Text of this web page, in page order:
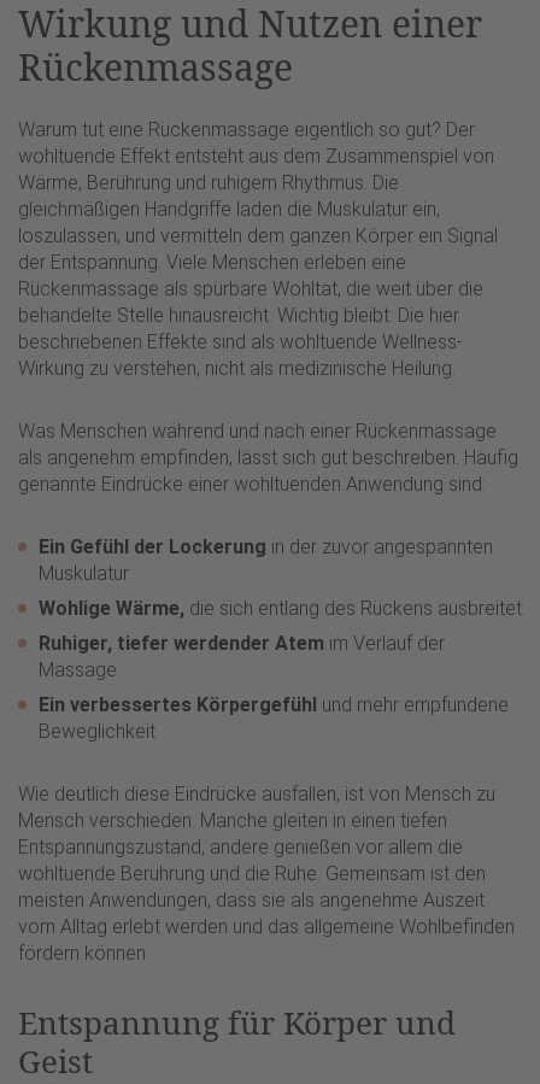
Wirkung und Nutzen einer
Rückenmassage
Warum tut eine Rückenmassage eigentlich so gut? Der
wohltuende Effekt entsteht aus dem Zusammenspiel von
Wärme, Berührung und ruhigem Rhythmus. Die
gleichmäßigen Handgriffe laden die Muskulatur ein,
loszulassen, und vermitteln dem ganzen Körper ein Signal
der Entspannung. Viele Menschen erleben eine
Rückenmassage als spürbare Wohltat, die weit über die
behandelte Stelle hinausreicht. Wichtig bleibt: Die hier
beschriebenen Effekte sind als wohltuende Wellness-
Wirkung zu verstehen, nicht als medizinische Heilung.
Was Menschen während und nach einer Rückenmassage
als angenehm empfinden, lässt sich gut beschreiben. Häufig
genannte Eindrücke einer wohltuenden Anwendung sind:
Ein Gefühl der Lockerung in der zuvor angespannten
Muskulatur
Wohlige Wärme, die sich entlang des Rückens ausbreitet
Ruhiger, tiefer werdender Atem im Verlauf der
Massage
Ein verbessertes Körpergefühl und mehr empfundene
Beweglichkeit
Wie deutlich diese Eindrücke ausfallen, ist von Mensch zu
Mensch verschieden. Manche gleiten in einen tiefen
Entspannungszustand, andere genießen vor allem die
wohltuende Berührung und die Ruhe. Gemeinsam ist den
meisten Anwendungen, dass sie als angenehme Auszeit
vom Alltag erlebt werden und das allgemeine Wohlbefinden
fördern können.
Entspannung für Körper und
Geist